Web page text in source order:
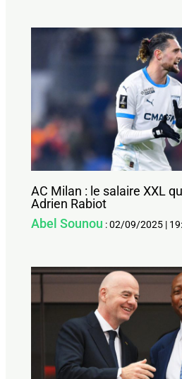
AC Milan : le salaire XXL
Adrien Rabiot
Abel Sounou :02/09/2025 |